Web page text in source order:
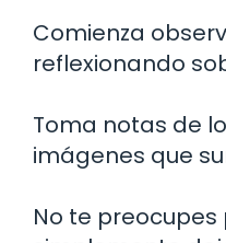
Comienza
reflexionando
Toma notas de
imágenes que
No te